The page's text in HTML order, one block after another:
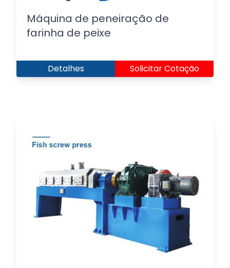
Máquina de peneiração de
farinha de peixe
Detalhes Solicitar Cotação